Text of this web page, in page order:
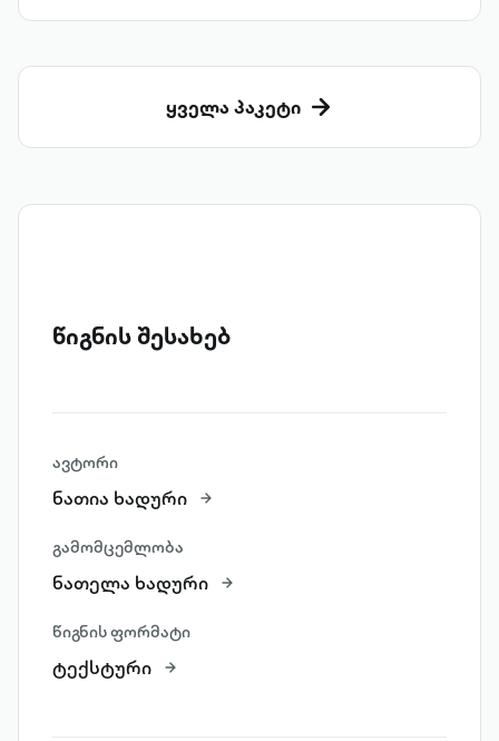
ყველა პაკეტი
წიგნის შესახებ
ავტორი
ნათია ხადური
გამომცემლობა
ნათელა ხადური
წიგნის ფორმატი
ტექსტური